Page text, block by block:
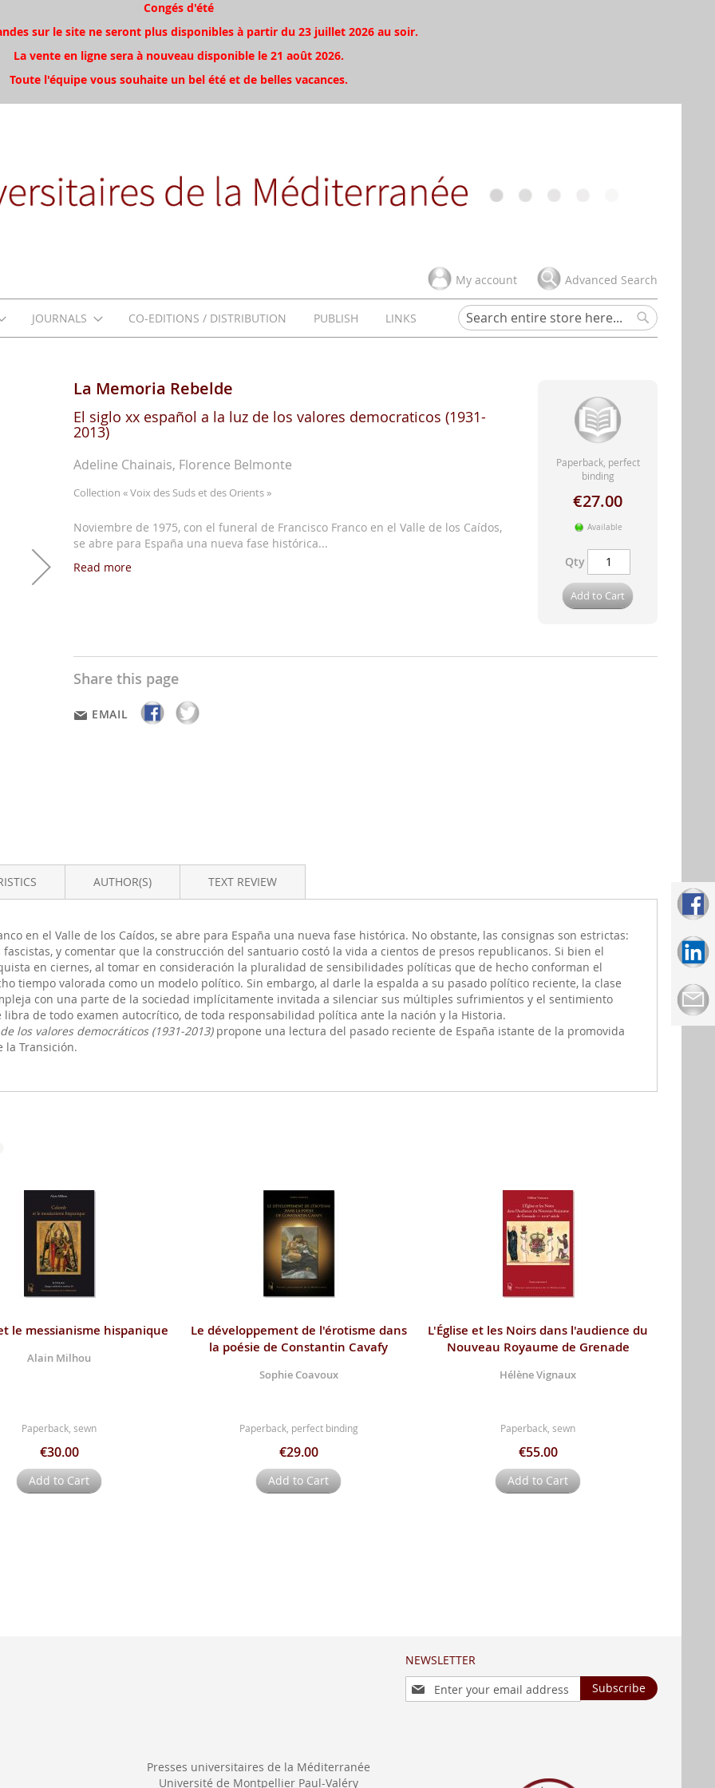
Congés d'été
sur le site ne seront plus disponibles à partir du 23 juillet 2026 au soir.
La vente en ligne sera à nouveau disponible le 21 août 2026.
Toute l'équipe vous souhaite un bel été et de belles vacances.
My account Advanced Search
JOURNALS CO-EDITIONS / DISTRIBUTION PUBLISH
LINKS
Search
Search
La Memoria Rebelde
El siglo xx español a la luz de los valores democraticos (1931-
2013)
Adeline Chainais, Florence Belmonte
Collection « Voix des Suds et des Orients »
Noviembre de 1975, con el funeral de Francisco Franco en el Valle de los Caídos,
se abre para España una nueva fase histórica...
Read more
Paperback, perfect
binding
€27.00
Available
Qty
Add to Cart
Share this page
EMAIL
en el Valle de los Caídos, se abre para España una nueva fase histórica. No obstante, las consignas son estrictas:
y comentar que la construcción del santuario costó la vida a cientos de presos republicanos. Si bien el
en ciernes, al tomar en consideración la pluralidad de sensibilidades políticas que de hecho conforman el
tiempo valorada como un modelo político. Sin embargo, al darle la espalda a su pasado político reciente, la clase
con una parte de la sociedad implícitamente invitada a silenciar sus múltiples sufrimientos y el sentimiento
de todo examen autocrítico, de toda responsabilidad política ante la nación y la Historia.
los valores democráticos (1931-2013)propone una lectura del pasado reciente de España istante de la promovida
la Transición.
AUTHOR(S) TEXT REVIEW
le messianisme hispanique
Alain Milhou
Paperback, sewn
€30.00
Add to Cart
Le développement de l'érotisme dans
la poésie de Constantin Cavafy
Sophie Coavoux
Paperback, perfect binding
€29.00
Add to Cart
L'Église et les Noirs dans l'audience du
Nouveau Royaume de Grenade
Hélène Vignaux
Paperback, sewn
€55.00
Add to Cart
NEWSLETTER
Sign
Up
Subscribe
Presses universitaires de la Méditerranée
Université de Montpellier Paul-Valéry